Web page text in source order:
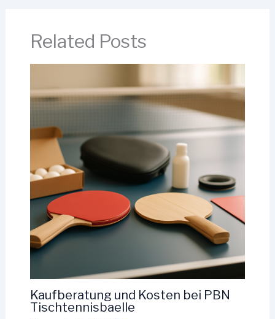
Related Posts
Kaufberatung und Kosten bei PBN
Tischtennisbaelle